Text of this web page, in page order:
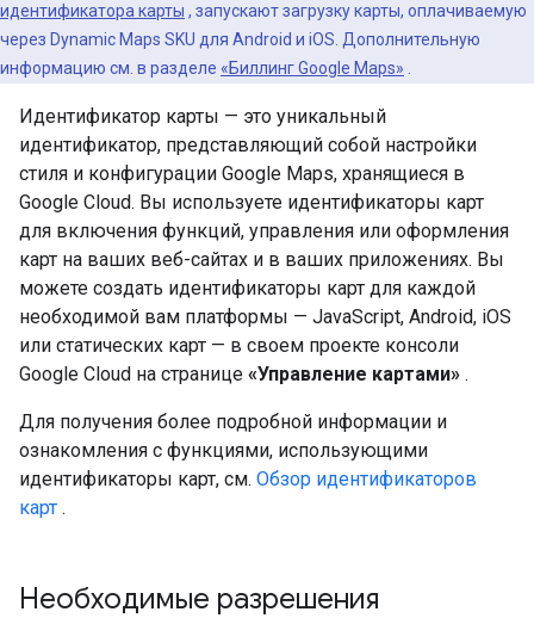
идентификатора карты , запускают загрузку карты, оплачиваемую
через Dynamic Maps SKU для Android и iOS. Дополнительную
информацию см. в разделе «Биллинг Google Maps»
Идентификатор карты — это уникальный
идентификатор, представляющий собой настройки
стиля и конфигурации Google Maps, хранящиеся в
Google Cloud. Вы используете идентификаторы карт
для включения функций, управления или оформления
карт на ваших веб-сайтах и ​​в ваших приложениях. Вы
можете создать идентификаторы карт для каждой
необходимой вам платформы — JavaScript, Android, iOS
или статических карт — в своем проекте консоли
Google Cloud на странице «Управление картами» .
Для получения более подробной информации и
ознакомления с функциями, использующими
идентификаторы карт, см. Обзор идентификаторов
карт .
Необходимые разрешения